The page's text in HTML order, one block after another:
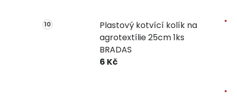
Plastový kotvící kolík na
agrotextílie 25cm 1ks
BRADAS
6 Kč